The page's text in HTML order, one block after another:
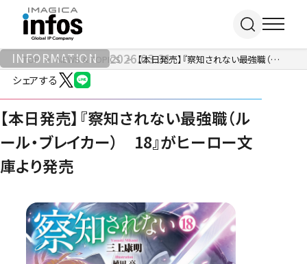
IP / MEDIA
事業紹介 TOP
出版事業
メディア事業
イベント事業／
配信事業
アパレル事業
COMPANY
会社情報 TOP
企業理念
会社概要
RECRUIT
採用情報 TOP
TOP NEWS & TOPICS 【本日発売】『察知されない最強職（ルール・ブレイカー） 18』がヒーロー文庫より発売
INFORMATION 2026.03.31
シェアする
【本日発売】『察知されない最強職（ル
ール・ブレイカー） 18』がヒーロー文
庫より発売